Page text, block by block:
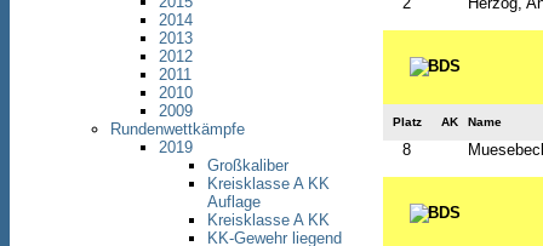
2014
2013
2012
2011
2010
2009
Rundenwettkämpfe
2019
Großkaliber
Kreisklasse A KK
Auflage
Kreisklasse A KK
KK-Gewehr liegend
Platz AK Name
8